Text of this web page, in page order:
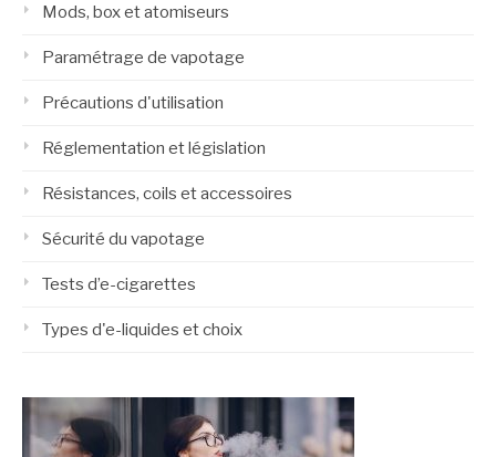
Mods, box et atomiseurs
Paramétrage de vapotage
Précautions d'utilisation
Réglementation et législation
Résistances, coils et accessoires
Sécurité du vapotage
Tests d’e-cigarettes
Types d'e-liquides et choix